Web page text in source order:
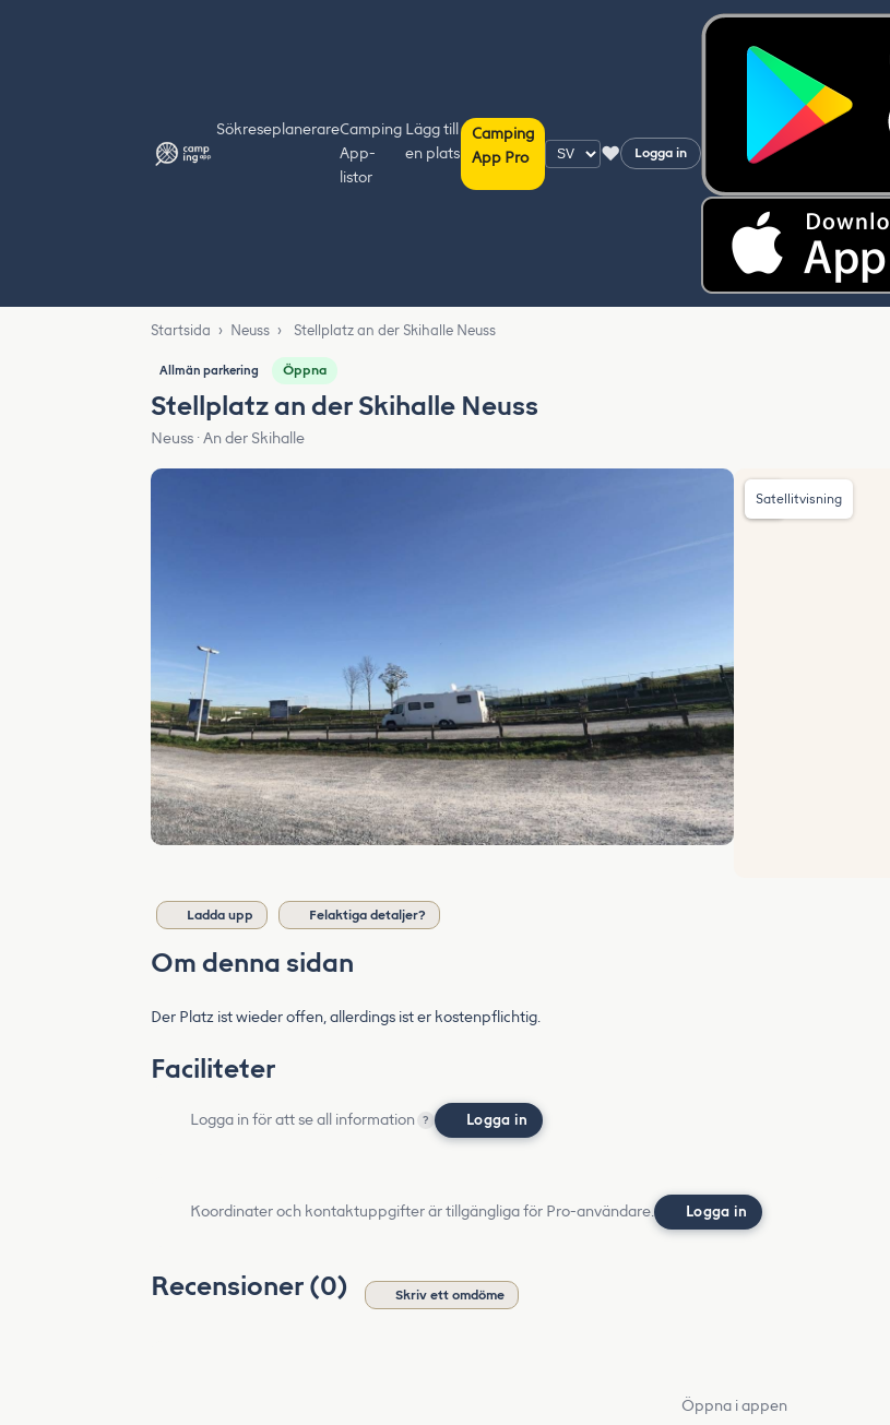
SökreseplanerareCamping
App-
listor
Lägg till
en plats
Camping
App Pro
♥ Logga in
Startsida › Neuss › Stellplatz an der Skihalle Neuss
Allmän parkering Öppna
Stellplatz an der Skihalle Neuss
Neuss · An der Skihalle
Satellitvisning
Ladda upp Felaktiga detaljer?
Om denna sidan
Der Platz ist wieder offen, allerdings ist er kostenpflichtig.
Faciliteter
Logga in för att se all information ? Logga in
Koordinater och kontaktuppgifter är tillgängliga för Pro-användare. Logga in
Recensioner (0) Skriv ett omdöme
Öppna i appen